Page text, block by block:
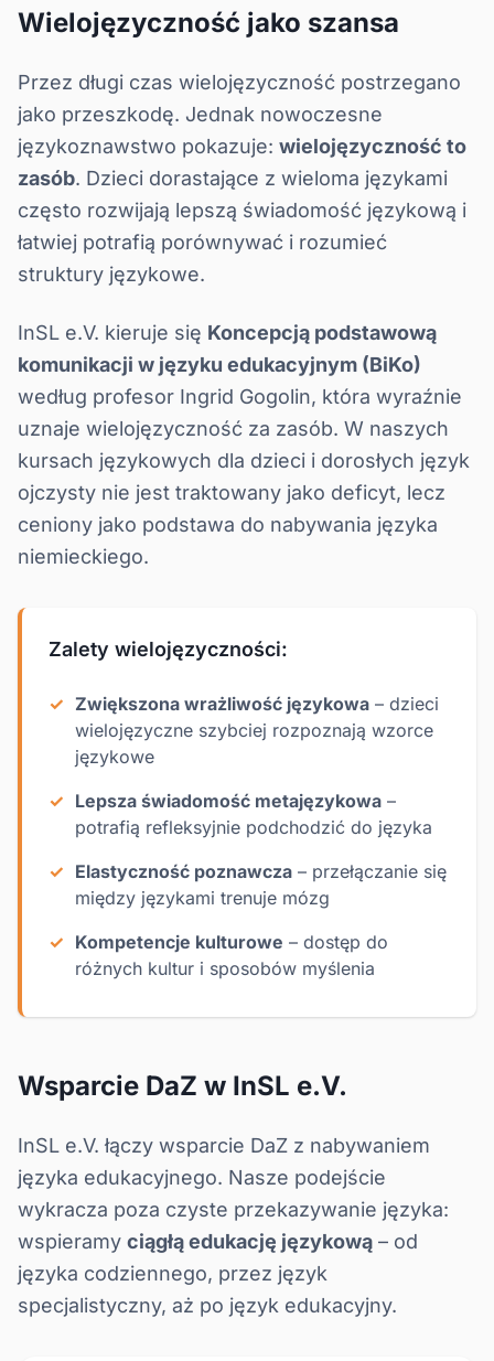
Wielojęzyczność jako szansa
Przez długi czas wielojęzyczność postrzegano
jako przeszkodę. Jednak nowoczesne
językoznawstwo pokazuje: wielojęzyczność to
zasób. Dzieci dorastające z wieloma językami
często rozwijają lepszą świadomość językową i
łatwiej potrafią porównywać i rozumieć
struktury językowe.
InSL e.V. kieruje się Koncepcją podstawową
komunikacji w języku edukacyjnym (BiKo)
według profesor Ingrid Gogolin, która wyraźnie
uznaje wielojęzyczność za zasób. W naszych
kursach językowych dla dzieci i dorosłych język
ojczysty nie jest traktowany jako deficyt, lecz
ceniony jako podstawa do nabywania języka
niemieckiego.
Zalety wielojęzyczności:
Zwiększona wrażliwość językowa – dzieci
wielojęzyczne szybciej rozpoznają wzorce
językowe
Lepsza świadomość metajęzykowa –
potrafią refleksyjnie podchodzić do języka
Elastyczność poznawcza – przełączanie się
między językami trenuje mózg
Kompetencje kulturowe – dostęp do
różnych kultur i sposobów myślenia
Wsparcie DaZ w InSL e.V.
InSL e.V. łączy wsparcie DaZ z nabywaniem
języka edukacyjnego. Nasze podejście
wykracza poza czyste przekazywanie języka:
wspieramy ciągłą edukację językową – od
języka codziennego, przez język
specjalistyczny, aż po język edukacyjny.